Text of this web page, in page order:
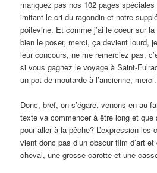
manquez pas nos 102 pages
imitant le cri du ragondin et notre
poitevine. Et comme j’ai le coeur sur la
bien le poser, merci, ça devient lourd,
leur concours, ne me remerciez pas,
si vous gagnez le voyage à Saint-
un pot de moutarde à l’ancienne, merci.
Donc, bref, on s’égare, venons-en au
texte va commencer à être long et
pour aller à la pêche? L’expression
vient donc pas d’un obscur film d’art
cheval, une grosse carotte et une